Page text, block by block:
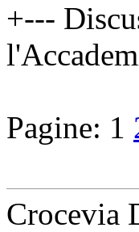
+---
Pagine: 1
Crocevia